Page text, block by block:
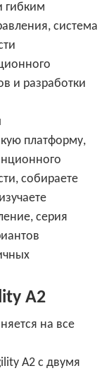
гибким
система
и разработки
платформу,
собираете
серия
A2
на все
A2 с двумя